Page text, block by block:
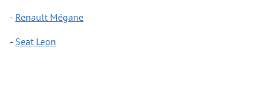
- Renault Mégane
- Seat Leon